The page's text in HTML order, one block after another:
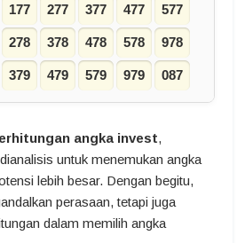
177 277 377 477 577
278 378 478 578 978
379 479 579 979 087
angka invest,
untuk menemukan angka
lebih besar. Dengan begitu,
perasaan, tetapi juga
dalam memilih angka